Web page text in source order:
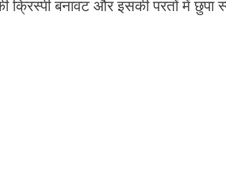
क्रिस्पी बनावट और इसकी परतों में छुपा